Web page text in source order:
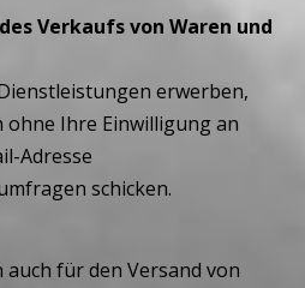
Verkaufs von Waren und
erwerben,
Ihre Einwilligung an
Adresse
schicken.
für den Versand von